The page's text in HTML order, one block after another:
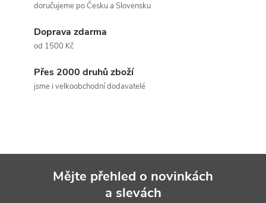
doručujeme po Česku a Slovensku
Doprava zdarma
od 1500 Kč
Přes 2000 druhů zboží
jsme i velkoobchodní dodavatelé
Mějte přehled o novinkách
a slevách